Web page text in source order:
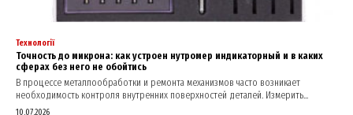
Технології
Точность до микрона: как устроен нутромер индикаторный и в каких
сферах без него не обойтись
В процессе металлообработки и ремонта механизмов часто возникает
необходимость контроля внутренних поверхностей деталей. Измерить...
10.07.2026